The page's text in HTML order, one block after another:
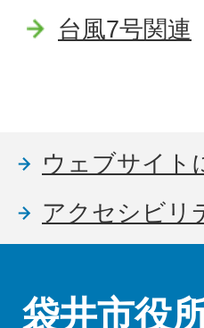
台風7号関連
ウェブサイト
アクセシビリ
袋井市役